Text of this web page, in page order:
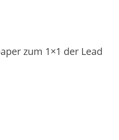
zum 1×1 der Lead